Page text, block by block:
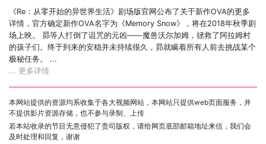
《Re：从零开始的异世界生活》剧场版官网公布了关于新作OVA的更多
详情，官方确定新作OVA名字为《Memory Snow》，将在2018年秋季剧
场上映。 昴等人打倒了诅咒的元凶——魔兽沃尔加姆，拯救了阿拉姆村
的孩子们。终于到来的安稳并未持续很久，昴就瞒着所有人前去挑战某个
极秘任务。 ...
... 更多详情
本网站提供的资源均系收集于各大视频网站，本网站只提供web页面服务，并
不提供影片资源存储，也不参与录制、上传
若本站收录的节目无意侵犯了贵司版权，请给网页底部邮箱地址来信，我们会
及时处理和回复，谢谢